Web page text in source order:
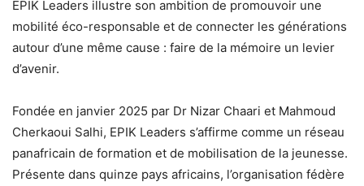
EPIK Leaders illustre son ambition de promouvoir une
mobilité éco-responsable et de connecter les générations
autour d’une même cause : faire de la mémoire un levier
d’avenir.
Fondée en janvier 2025 par Dr Nizar Chaari et Mahmoud
Cherkaoui Salhi, EPIK Leaders s’affirme comme un réseau
panafricain de formation et de mobilisation de la jeunesse.
Présente dans quinze pays africains, l’organisation fédère